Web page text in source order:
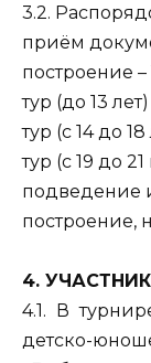
3.2.
приём
построение –
тур (до 13
тур (с 14 до
тур (с 19 до
подведение
построение,
4.
4.1. В
детско-